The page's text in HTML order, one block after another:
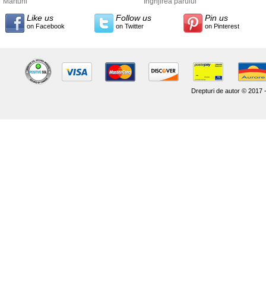
Like us
on Facebook
Follow us
on Twitter
Pin us
on Pinterest
Drepturi de autor © 2017